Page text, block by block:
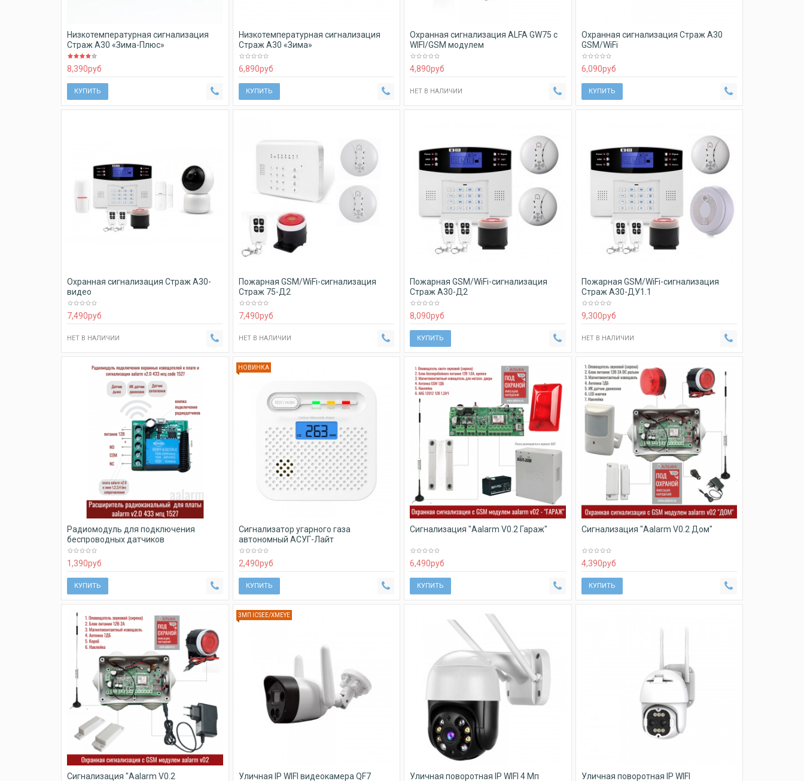
Низкотемпературная сигнализация
Страж А30 «Зима-Плюс»
8,390руб
КУПИТЬ
Низкотемпературная сигнализация
Страж А30 «Зима»
6,890руб
КУПИТЬ
Охранная сигнализация ALFA GW75 c
WIFI/GSM модулем
4,890руб
НЕТ В НАЛИЧИИ
Охранная сигнализация Страж A30
GSM/WiFi
6,090руб
КУПИТЬ
Охранная сигнализация Страж А30-
видео
7,490руб
НЕТ В НАЛИЧИИ
Пожарная GSM/WiFi-сигнализация
Страж 75-Д2
7,490руб
НЕТ В НАЛИЧИИ
Пожарная GSM/WiFi-сигнализация
Страж А30-Д2
8,090руб
КУПИТЬ
Пожарная GSM/WiFi-сигнализация
Страж А30-ДУ1.1
9,300руб
НЕТ В НАЛИЧИИ
Радиомодуль для подключения
беспроводных датчиков
1,390руб
КУПИТЬ
НОВИНКА
Сигнализатор угарного газа
автономный АСУГ-Лайт
2,490руб
КУПИТЬ
Сигнализация "Aalarm V0.2 Гараж"
6,490руб
КУПИТЬ
Сигнализация "Aalarm V0.2 Дом"
4,390руб
КУПИТЬ
Сигнализация "Aalarm V0.2
3МП ICSEE/XMEYE
Уличная IP WIFI видеокамера QF7 Уличная поворотная IP WIFI 4 Мп Уличная поворотная IP WIFI